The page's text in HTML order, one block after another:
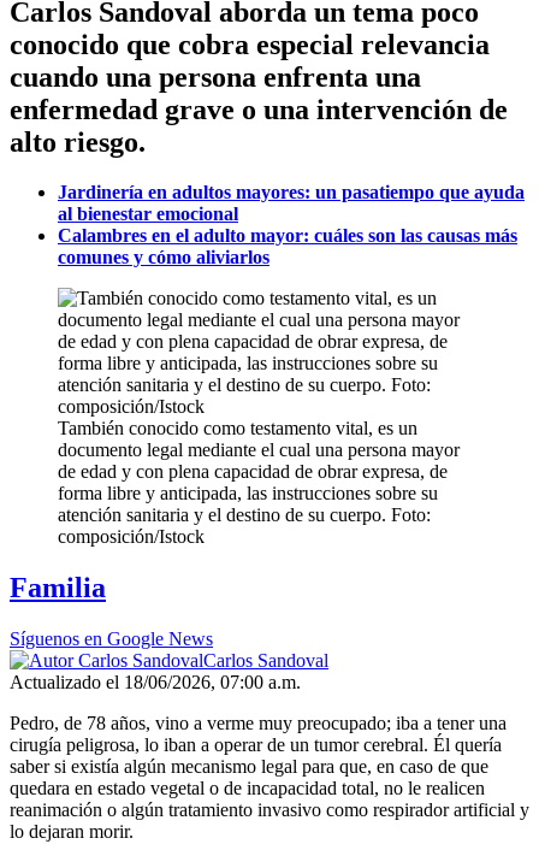
Carlos Sandoval aborda un tema poco
conocido que cobra especial relevancia
cuando una persona enfrenta una
enfermedad grave o una intervención de
alto riesgo.
Jardinería en adultos mayores: un pasatiempo que ayuda
al bienestar emocional
Calambres en el adulto mayor: cuáles son las causas más
comunes y cómo aliviarlos
También conocido como testamento vital, es un
documento legal mediante el cual una persona mayor
de edad y con plena capacidad de obrar expresa, de
forma libre y anticipada, las instrucciones sobre su
atención sanitaria y el destino de su cuerpo. Foto:
composición/Istock
Familia
Síguenos en Google News
Carlos Sandoval
Actualizado el 18/06/2026, 07:00 a.m.
Pedro, de 78 años, vino a verme muy preocupado; iba a tener una
cirugía peligrosa, lo iban a operar de un tumor cerebral. Él quería
saber si existía algún mecanismo legal para que, en caso de que
quedara en estado vegetal o de incapacidad total, no le realicen
reanimación o algún tratamiento invasivo como respirador artificial y
lo dejaran morir.